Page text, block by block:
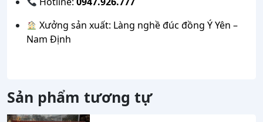
Xưởng sản xuất: Làng nghề đúc đồng Ý Yên –
Nam Định
Sản phẩm tương tự